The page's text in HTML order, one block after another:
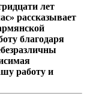
лет
рассказывает
благодаря
работу и